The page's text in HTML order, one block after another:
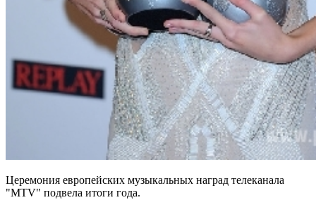
Церемония европейских музыкальных наград телеканала
"MTV" подвела итоги года.